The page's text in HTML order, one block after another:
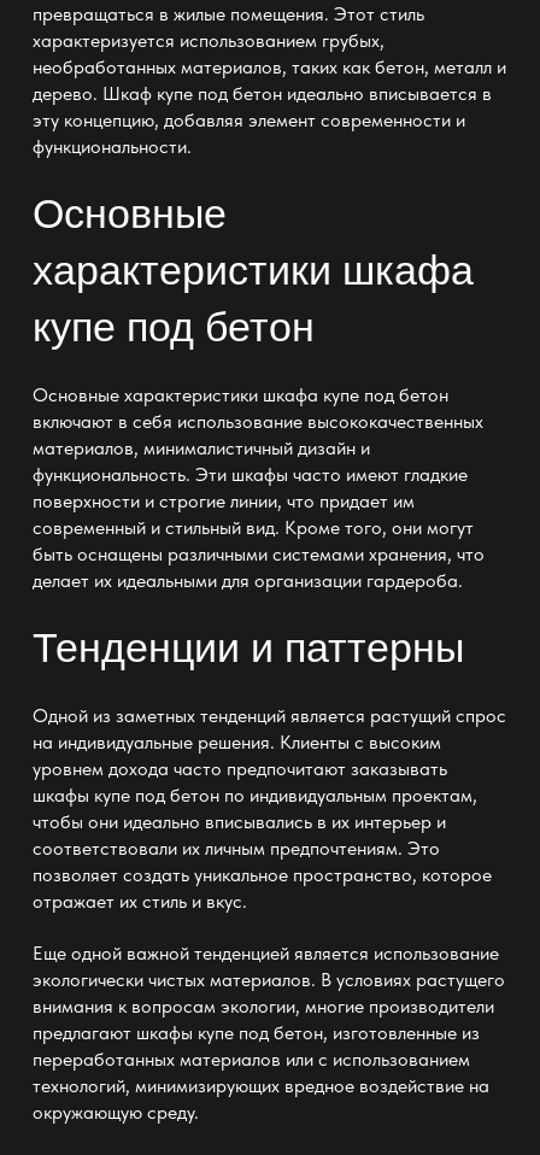
превращаться в жилые помещения. Этот стиль
характеризуется использованием грубых,
необработанных материалов, таких как бетон, металл и
дерево. Шкаф купе под бетонидеально вписывается в
эту концепцию, добавляя элемент современности и
функциональности.
Основные
характеристики шкафа
купе под бетон
Основные характеристики шкафа купе под бетон
включают в себя использование высококачественных
материалов, минималистичный дизайн и
функциональность. Эти шкафы часто имеют гладкие
поверхности и строгие линии, что придает им
современный и стильный вид. Кроме того, они могут
быть оснащены различными системами хранения, что
делает их идеальными для организации гардероба.
Тенденции и паттерны
Одной из заметных тенденций является растущий спрос
на индивидуальные решения. Клиенты с высоким
уровнем дохода часто предпочитают заказывать
шкафы купе под бетонпо индивидуальным проектам,
чтобы они идеально вписывались в их интерьер и
соответствовали их личным предпочтениям. Это
позволяет создать уникальное пространство, которое
отражает их стиль и вкус.
Еще одной важной тенденцией является использование
экологически чистых материалов. В условиях растущего
внимания к вопросам экологии, многие производители
предлагают шкафы купе под бетон, изготовленные из
переработанных материалов или с использованием
технологий, минимизирующих вредное воздействие на
окружающую среду.